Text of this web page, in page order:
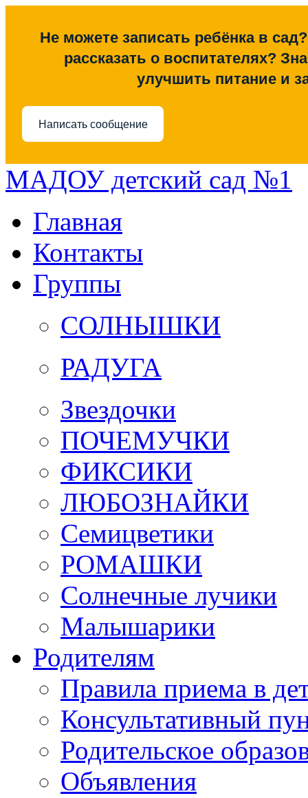
Не можете записать ребёнка в
рассказать о воспитателях?
улучшить питание и
Написать сообщение
МАДОУ детский сад №1
Главная
Контакты
Группы
СОЛНЫШКИ
РАДУГА
Звездочки
ПОЧЕМУЧКИ
ФИКСИКИ
ЛЮБОЗНАЙКИ
Семицветики
РОМАШКИ
Солнечные лучики
Малышарики
Родителям
Правила приема в
Консультативный
Родительское
Объявления